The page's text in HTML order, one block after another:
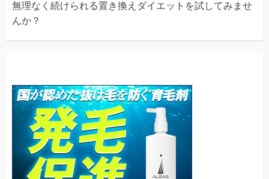
無理なく続けられる置き換えダイエットを試してみませ
んか？